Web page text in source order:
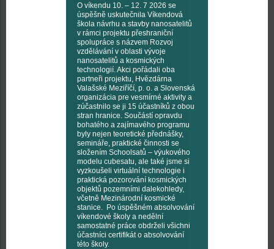
O víkendu 10. – 12. 7 2026 se
úspěšně uskutečnila Víkendová
škola návrhu a stavby nanosatelitů
v rámci projektu přeshraniční
spolupráce s názvem Rozvoj
vzdělávání v oblasti vývoje
nanosatelitů a kosmických
technologií. Akci pořádali oba
partneři projektu, Hvězdárna
Valašské Meziříčí, p. o. a Slovenská
organizácia pre vesmírné aktivity a
zúčastnilo se ji 15 účastníků z obou
stran hranice. Součástí opravdu
bohatého a zajímavého programu
byly nejen teoretické přednášky,
semináře, praktické činnosti se
složením Schoolsatů – výukového
modelu cubesatu, ale také jsme si
vyzkoušeli virtuální technologie i
praktická pozorování kosmických
objektů pozemními dalekohledy,
včetně Mezinárodní kosmické
stanice. Po úspěšném absolvování
víkendové školy a nedělní
samostatné práce obdrželi všichni
účastníci certifikát o absolvování
této školy.